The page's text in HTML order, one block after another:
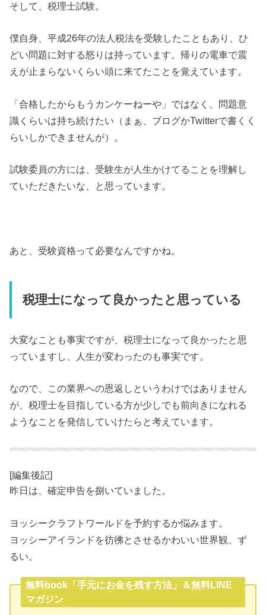
そして、税理士試験。
僕自身、平成26年の法人税法を受験したこともあり、ひ
どい問題に対する怒りは持っています。帰りの電車で震
えが止まらないくらい頭に来てたことを覚えています。
「合格したからもうカンケーねーや」ではなく、問題意
識くらいは持ち続けたい（まぁ、ブログかTwitterで書くく
らいしかできませんが）。
試験委員の方には、受験生が人生かけてることを理解し
ていただきたいな、と思っています。
あと、受験資格って必要なんですかね。
税理士になって良かったと思っている
大変なことも事実ですが、税理士になって良かったと思
っていますし、人生が変わったのも事実です。
なので、この業界への恩返しというわけではありません
が、税理士を目指している方が少しでも前向きになれる
ようなことを発信していけたらと考えています。
[編集後記]
昨日は、確定申告を捌いていました。
ヨッシークラフトワールドを予約するか悩みます。
ヨッシーアイランドを彷彿とさせるかわいい世界観、ず
るい。
無料book「手元にお金を残す方法」＆無料LINE
マガジン